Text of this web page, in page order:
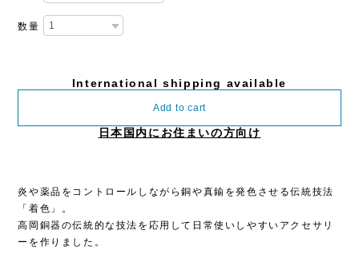
数量
International shipping available
Add to cart
日本国内にお住まいの方向け
炎や薬品をコントロールしながら銅や真鍮を発色させる伝統技法
「着色」。
高岡銅器の伝統的な技法を応用して日常使いしやすいアクセサリ
ーを作りました。